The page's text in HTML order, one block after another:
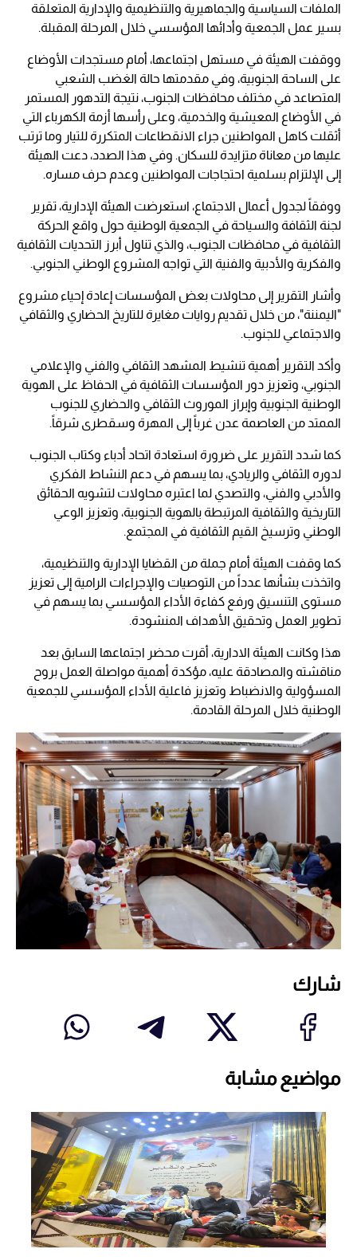
الملفات السياسية والجماهيرية والتنظيمية والإدارية المتعلقة
بسير عمل الجمعية وأدائها المؤسسي خلال المرحلة المقبلة.
ووقفت الهيئة في مستهل اجتماعها، أمام مستجدات الأوضاع
على الساحة الجنوبية، وفي مقدمتها حالة الغضب الشعبي
المتصاعد في مختلف محافظات الجنوب، نتيجة التدهور المستمر
في الأوضاع المعيشية والخدمية، وعلى رأسها أزمة الكهرباء التي
أثقلت كاهل المواطنين جراء الانقطاعات المتكررة للتيار وما ترتب
عليها من معاناة متزايدة للسكان. وفي هذا الصدد، دعت الهيئة
إلى الإلتزام بسلمية احتجاجات المواطنين وعدم حرف مساره.
ووفقاً لجدول أعمال الاجتماع، استعرضت الهيئة الإدارية، تقرير
لجنة الثقافة والسياحة في الجمعية الوطنية حول واقع الحركة
الثقافية في محافظات الجنوب، والذي تناول أبرز التحديات الثقافية
والفكرية والأدبية والفنية التي تواجه المشروع الوطني الجنوبي.
وأشار التقرير إلى محاولات بعض المؤسسات إعادة إحياء مشروع
"اليمننة"، من خلال تقديم روايات مغايرة للتاريخ الحضاري والثقافي
والاجتماعي للجنوب.
وأكد التقرير أهمية تنشيط المشهد الثقافي والفني والإعلامي
الجنوبي، وتعزيز دور المؤسسات الثقافية في الحفاظ على الهوية
الوطنية الجنوبية وإبراز الموروث الثقافي والحضاري للجنوب
الممتد من العاصمة عدن غرباً إلى المهرة وسقطرى شرقاً.
كما شدد التقرير على ضرورة استعادة اتحاد أدباء وكتاب الجنوب
لدوره الثقافي والريادي، بما يسهم في دعم النشاط الفكري
والأدبي والفني، والتصدي لما اعتبره محاولات لتشويه الحقائق
التاريخية والثقافية المرتبطة بالهوية الجنوبية، وتعزيز الوعي
الوطني وترسيخ القيم الثقافية في المجتمع.
كما وقفت الهيئة أمام جملة من القضايا الإدارية والتنظيمية،
واتخذت بشأنها عدداً من التوصيات والإجراءات الرامية إلى تعزيز
مستوى التنسيق ورفع كفاءة الأداء المؤسسي بما يسهم في
تطوير العمل وتحقيق الأهداف المنشودة.
هذا وكانت الهيئة الادارية، أقرت محضر اجتماعها السابق بعد
مناقشته والمصادقة عليه، مؤكدة أهمية مواصلة العمل بروح
المسؤولية والانضباط وتعزيز فاعلية الأداء المؤسسي للجمعية
الوطنية خلال المرحلة القادمة.
شارك
مواضيع مشابة